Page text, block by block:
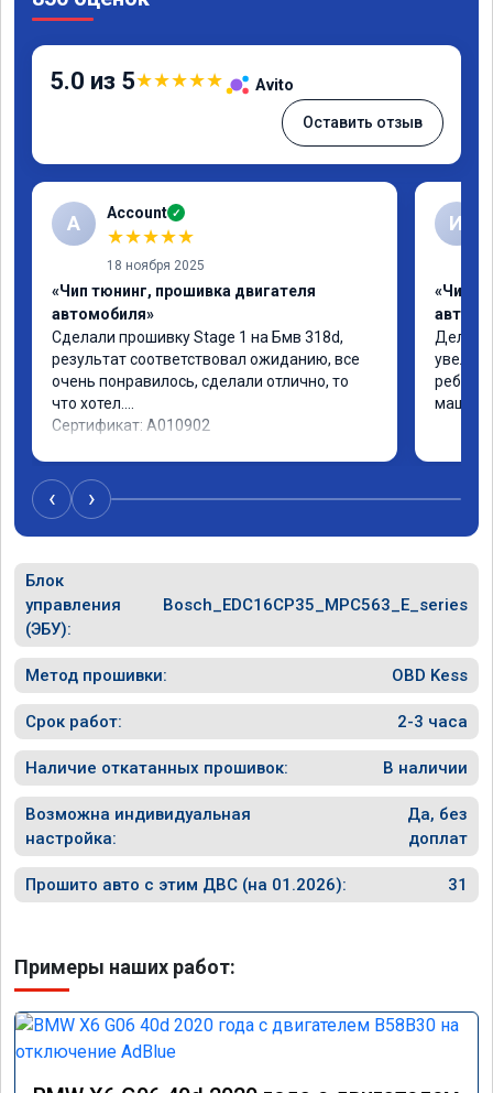
5.0 из 5★★★★★ Avito
Оставить отзыв
A Account ✓
★★★★★
18 ноября 2025
«Чип тюнинг, прошивка двигателя
автомобиля»
Сделали прошивку Stage 1 на Бмв 318d,
результат соответствовал ожиданию, все
очень понравилось, сделали отлично, то
что хотел.
Сертификат: A010902
И
«Чип
Делали
ребята
машина
‹ ›
Блок
управления
(ЭБУ):
Bosch_EDC16CP35_MPC563_E_series
Метод прошивки: OBD Kess
Срок работ: 2-3 часа
Наличие откатанных прошивок: В наличии
Возможна индивидуальная
настройка:
Да, без
доплат
Прошито авто с этим ДВС (на 01.2026): 31
Примеры наших работ: